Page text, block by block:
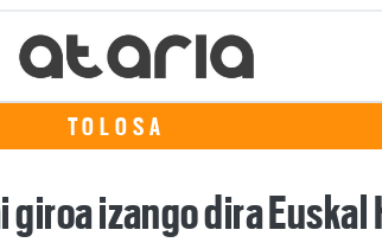
TOLOSA
izango dira Euskal